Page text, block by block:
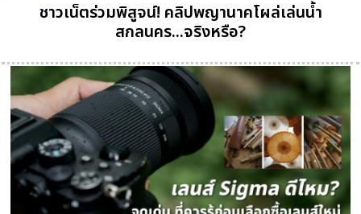
ชาวเน็ตร่วมพิสูจน์! คลิปพญานาคโผล่เล่นน้ำ
สกลนคร...จริงหรือ?